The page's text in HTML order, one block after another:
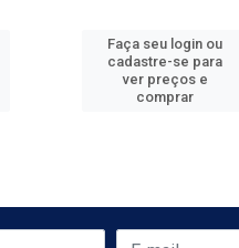
Faça seu login ou
cadastre-se para
ver preços e
comprar